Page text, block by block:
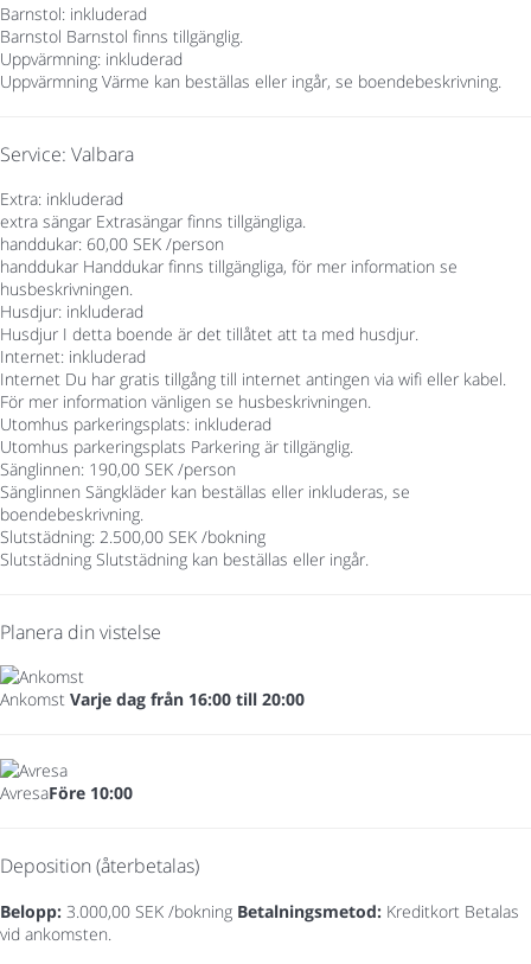
Barnstol: inkluderad
Barnstol Barnstol finns tillgänglig.
Uppvärmning: inkluderad
Uppvärmning Värme kan beställas eller ingår, se boendebeskrivning.
Service: Valbara
Extra: inkluderad
extra sängar Extrasängar finns tillgängliga.
handdukar: 60,00 SEK /person
handdukar Handdukar finns tillgängliga, för mer information se
husbeskrivningen.
Husdjur: inkluderad
Husdjur I detta boende är det tillåtet att ta med husdjur.
Internet: inkluderad
Internet Du har gratis tillgång till internet antingen via wifi eller kabel.
För mer information vänligen se husbeskrivningen.
Utomhus parkeringsplats: inkluderad
Utomhus parkeringsplats Parkering är tillgänglig.
Sänglinnen: 190,00 SEK /person
Sänglinnen Sängkläder kan beställas eller inkluderas, se
boendebeskrivning.
Slutstädning: 2.500,00 SEK /bokning
Slutstädning Slutstädning kan beställas eller ingår.
Planera din vistelse
Ankomst Varje dag från 16:00 till 20:00
AvresaFöre 10:00
Deposition (återbetalas)
Belopp: 3.000,00 SEK /bokning Betalningsmetod: Kreditkort Betalas
vid ankomsten.